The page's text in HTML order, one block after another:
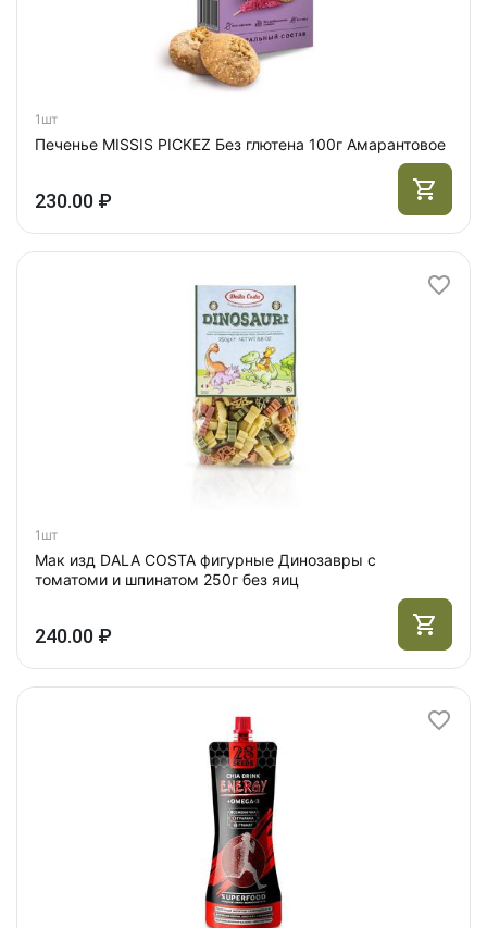
1шт
Печенье MISSIS PICKEZ Без глютена 100г Амарантовое
230.00 ₽
1шт
Мак изд DALA COSTA фигурные Динозавры с
томатоми и шпинатом 250г без яиц
240.00 ₽